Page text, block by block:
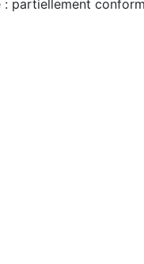
partiellement